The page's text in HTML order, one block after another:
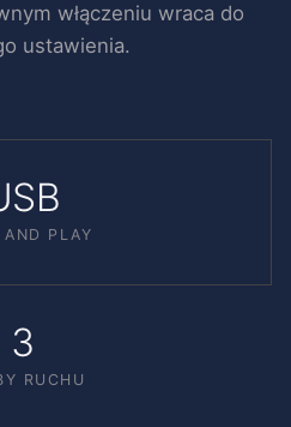
włączeniu wraca do
ustawienia.
AND PLAY
3
RUCHU